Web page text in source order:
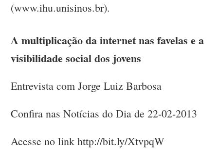
(www.ihu.unisinos.br).
A multiplicação da internet nas favelas e a
visibilidade social dos jovens
Entrevista com Jorge Luiz Barbosa
Confira nas Notícias do Dia de 22-02-2013
Acesse no link http://bit.ly/XtvpqW